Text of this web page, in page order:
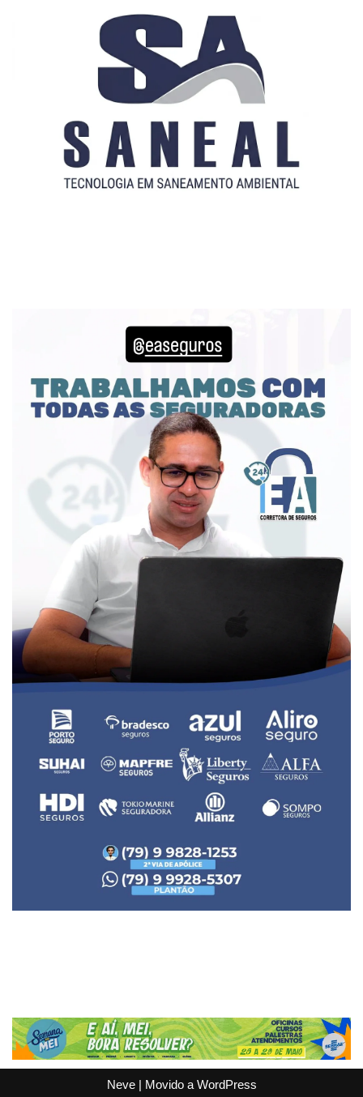
Neve| Movido a WordPress